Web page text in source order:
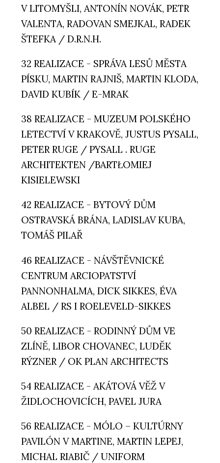
V LITOMYŠLI, ANTONÍN NOVÁK, PETR
VALENTA, RADOVAN SMEJKAL, RADEK
ŠTEFKA / D.R.N.H.
32 REALIZACE - SPRÁVA LESŮ MĚSTA
PÍSKU, MARTIN RAJNIŠ, MARTIN KLODA,
DAVID KUBÍK / E-MRAK
38 REALIZACE - MUZEUM POLSKÉHO
LETECTVÍ V KRAKOVĚ, JUSTUS PYSALL,
PETER RUGE / PYSALL . RUGE
ARCHITEKTEN /BARTŁOMIEJ
KISIELEWSKI
42 REALIZACE - BYTOVÝ DŮM
OSTRAVSKÁ BRÁNA, LADISLAV KUBA,
TOMÁŠ PILAŘ
46 REALIZACE - NÁVŠTĚVNICKÉ
CENTRUM ARCIOPATSTVÍ
PANNONHALMA, DICK SIKKES, ÉVA
ALBEL / RS I ROELEVELD-SIKKES
50 REALIZACE - RODINNÝ DŮM VE
ZLÍNĚ, LIBOR CHOVANEC, LUDĚK
RÝZNER / OK PLAN ARCHITECTS
54 REALIZACE - AKÁTOVÁ VĚŽ V
ŽIDLOCHOVICÍCH, PAVEL JURA
56 REALIZACE - MÓLO – KULTÚRNY
PAVILÓN V MARTINE, MARTIN LEPEJ,
MICHAL RIABIČ / UNIFORM